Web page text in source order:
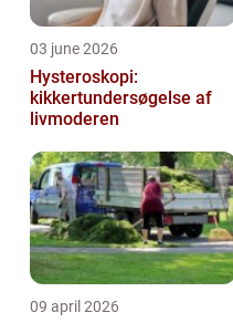
03 june 2026
Hysteroskopi:
kikkertundersøgelse af
livmoderen
09 april 2026